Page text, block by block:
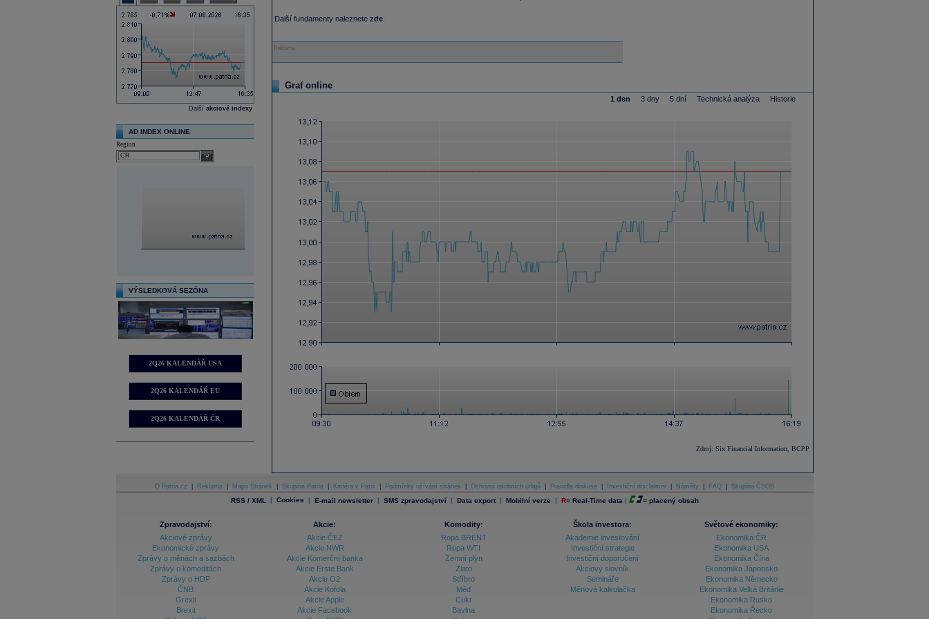
Další akciové indexy
AD INDEX ONLINE
Region
select
VÝSLEDKOVÁ SEZÓNA
2Q26 KALENDÁŘ USA
2Q26 KALENDÁŘ EU
2Q26 KALENDÁŘ ČR
Další fundamenty naleznete zde.
Reklama
Graf online
1 den 3 dny 5 dní Technická analýza Historie
Zdroj: Six Financial Information, BCPP
O Patria.cz Reklama Mapa Stránek Skupina Patria Kariéra v Patrii Podmínky užívání stránek Ochrana osobních údajů Pravidla diskuse Investiční disclaimer Náměty FAQ Skupina ČSOB
RSS / XML | Cookies | E-mail newsletter | SMS zpravodajství | Data export | Mobilní verze | R= Real-Time data | = placený obsah
Zpravodajství:
Akciové zprávy
Ekonomické zprávy
Zprávy o měnách a sazbách
Zprávy o komoditách
Zprávy o HDP
ČNB
Grexit
Brexit
Akcie:
Akcie ČEZ
Akcie NWR
Akcie Komerční banka
Akcie Erste Bank
Akcie O2
Akcie Kofola
Akcie Apple
Akcie Facebook
Komodity:
Ropa BRENT
Ropa WTI
Zemní plyn
Zlato
Stříbro
Měď
Cukr
Bavlna
Škola investora:
Akademie investování
Investiční strategie
Investiční doporučení
Akciový slovník
Semináře
Měnová kalkulačka
Světové ekonomiky:
Ekonomika ČR
Ekonomika USA
Ekonomika Čína
Ekonomika Japonsko
Ekonomika Německo
Ekonomika Velká Británie
Ekonomika Rusko
Ekonomika Řecko